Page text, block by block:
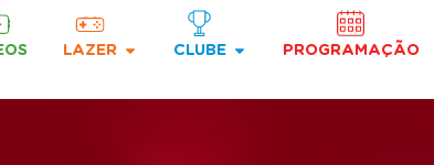
LAZER CLUBE PROGRAMAÇÃO